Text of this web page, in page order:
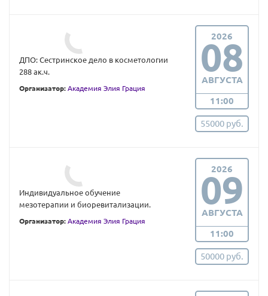
ДПО: Сестринское дело в косметологии
288 ак.ч.
Организатор: Академия Элия Грация
2026
08
АВГУСТА
11:00
55000 руб.
Индивидуальное обучение
мезотерапии и биоревитализации.
Организатор: Академия Элия Грация
2026
09
АВГУСТА
11:00
50000 руб.